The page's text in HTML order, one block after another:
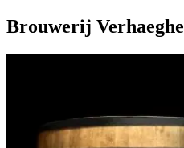
Brouwerij Verhaeghe